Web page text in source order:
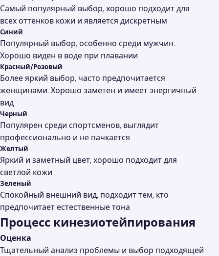
Самый популярный выбор, хорошо подходит для
всех оттенков кожи и является дискретным
Синий
Популярный выбор, особенно среди мужчин.
Хорошо виден в воде при плавании
Красный/Розовый
Более яркий выбор, часто предпочитается
женщинами. Хорошо заметен и имеет энергичный
вид
Черный
Популярен среди спортсменов, выглядит
профессионально и не пачкается
Желтый
Яркий и заметный цвет, хорошо подходит для
светлой кожи
Зеленый
Спокойный внешний вид, подходит тем, кто
предпочитает естественные тона
Процесс кинезиотейпирования
Оценка
Тщательный анализ проблемы и выбор подходящей